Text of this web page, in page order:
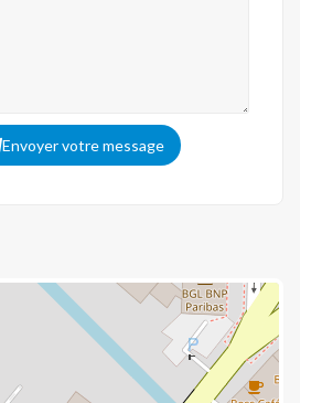
Envoyer votre message